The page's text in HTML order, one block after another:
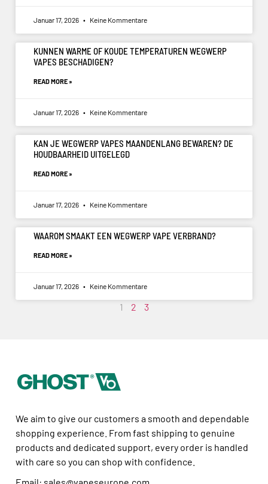
Januar 17, 2026 Keine Kommentare
KUNNEN WARME OF KOUDE TEMPERATUREN WEGWERP
VAPES BESCHADIGEN?
READ MORE »
Januar 17, 2026 Keine Kommentare
KAN JE WEGWERP VAPES MAANDENLANG BEWAREN? DE
HOUDBAARHEID UITGELEGD
READ MORE »
Januar 17, 2026 Keine Kommentare
WAAROM SMAAKT EEN WEGWERP VAPE VERBRAND?
READ MORE »
Januar 17, 2026 Keine Kommentare
1 2 3
We aim to give our customers a smooth and dependable
shopping experience. From fast shipping to genuine
products and dedicated support, every order is handled
with care so you can shop with confidence.